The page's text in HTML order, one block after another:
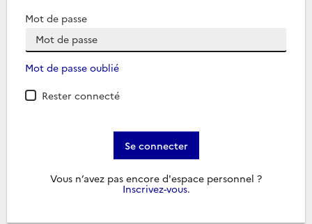
Mot de passe
Mot de passe oublié
Rester connecté
Se connecter
Vous n’avez pas encore d'espace personnel ?
Inscrivez-vous.